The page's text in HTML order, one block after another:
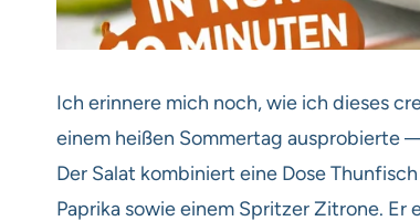
Ich erinnere mich noch, wie ich dieses
einem heißen Sommertag ausprobierte
Der Salat kombiniert eine Dose
Paprika sowie einem Spritzer Zitrone.